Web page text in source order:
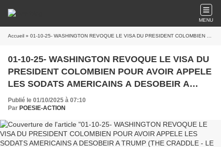
MENU
Accueil » 01-10-25- WASHINGTON REVOQUE LE VISA DU PRESIDENT COLOMBIEN POUR AVOIR APPELE LES SODATS AMERICAINS A DESOBEIR A TRUMP (THE CRADDLE - LE GRAND SOIR)
01-10-25- WASHINGTON REVOQUE LE VISA DU
PRESIDENT COLOMBIEN POUR AVOIR APPELE
LES SODATS AMERICAINS A DESOBEIR A
TRUMP (THE CRADDLE - LE GRAND SOIR)
Publié le 01/10/2025 à 07:10
Par POESIE-ACTION